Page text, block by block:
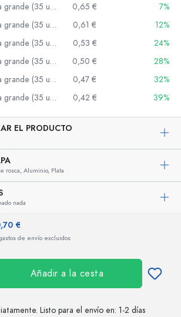
Caja grande (35 uds.) 0,65 €
7%
Caja grande (35 uds.) 0,61 €
12%
Caja grande (35 uds.) 0,53 €
24%
Caja grande (35 uds.) 0,50 €
28%
Caja grande (35 uds.) 0,47 €
32%
Caja grande (35 uds.) 0,42 € 39%
EL PRODUCTO
rosca, Aluminio, Plata
nada
€
de envío excluidos
Añadir a la cesta
Listo para el envío en: 1-2 días